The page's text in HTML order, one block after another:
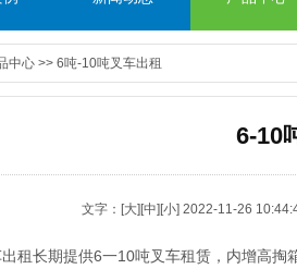
中心>> 6吨-10吨叉车出租
6-10
文字： [大] [中] [小] 2022-11-26
租长期提供6一10吨叉车租赁，内增高